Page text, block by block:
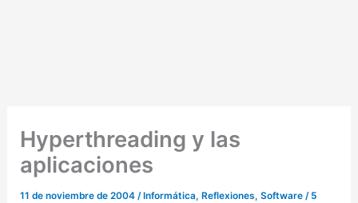
Hyperthreading y las
aplicaciones
11 de noviembre de 2004/ Informática, Reflexiones,Software / 5